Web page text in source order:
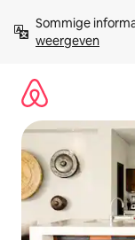
direct
naar
Sommige
weergeven